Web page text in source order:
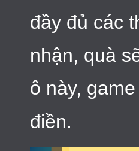
đầy đủ các
nhận, quà
ô này,
điền.